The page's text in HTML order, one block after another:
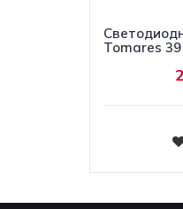
Tomares